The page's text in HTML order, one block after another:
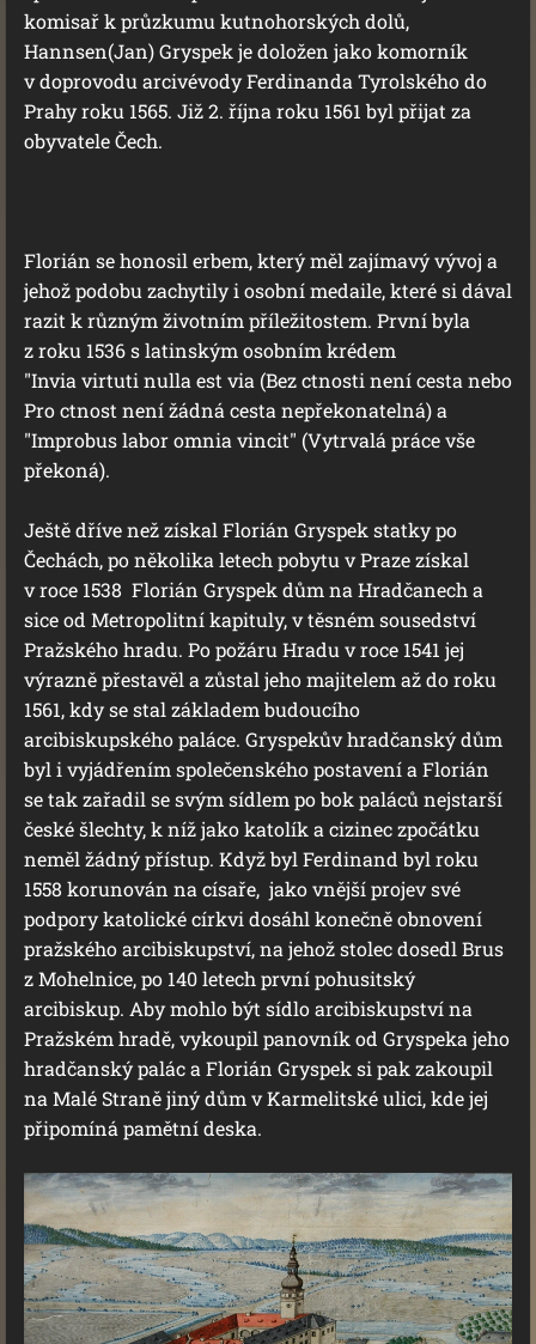
komisař k průzkumu kutnohorských dolů,
Hannsen(Jan) Gryspek je doložen jako komorník
v doprovodu arcivévody Ferdinanda Tyrolského do
Prahy roku 1565. Již 2. října roku 1561 byl přijat za
obyvatele Čech.
Florián se honosil erbem, který měl zajímavý vývoj a
jehož podobu zachytily i osobní medaile, které si dával
razit k různým životním příležitostem. První byla
z roku 1536 s latinským osobním krédem
"Invia virtuti nulla est via (Bez ctnosti není cesta nebo
Pro ctnost není žádná cesta nepřekonatelná) a
"Improbus labor omnia vincit" (Vytrvalá práce vše
překoná).
Ještě dříve než získal Florián Gryspek statky po
Čechách, po několika letech pobytu v Praze získal
v roce 1538 Florián Gryspek dům na Hradčanech a
sice od Metropolitní kapituly, v těsném sousedství
Pražského hradu. Po požáru Hradu v roce 1541 jej
výrazně přestavěl a zůstal jeho majitelem až do roku
1561, kdy se stal základem budoucího
arcibiskupského paláce. Gryspekův hradčanský dům
byl i vyjádřením společenského postavení a Florián
se tak zařadil se svým sídlem po bok paláců nejstarší
české šlechty, k níž jako katolík a cizinec zpočátku
neměl žádný přístup. Když byl Ferdinand byl roku
1558 korunován na císaře, jako vnější projev své
podpory katolické církvi dosáhl konečně obnovení
pražského arcibiskupství, na jehož stolec dosedl Brus
z Mohelnice, po 140 letech první pohusitský
arcibiskup. Aby mohlo být sídlo arcibiskupství na
Pražském hradě, vykoupil panovník od Gryspeka jeho
hradčanský palác a Florián Gryspek si pak zakoupil
na Malé Straně jiný dům v Karmelitské ulici, kde jej
připomíná pamětní deska.